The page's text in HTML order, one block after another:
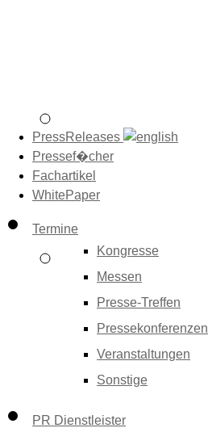
PressReleases
Pressef�cher
Fachartikel
WhitePaper
Termine
Kongresse
Messen
Presse-Treffen
Pressekonferenzen
Veranstaltungen
Sonstige
PR Dienstleister